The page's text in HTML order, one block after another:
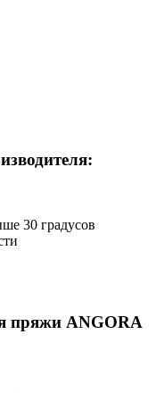
30 градусов
пряжи ANGORA